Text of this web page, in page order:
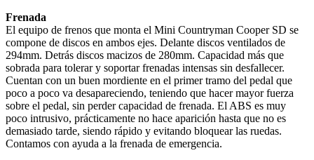
Frenada
El equipo de frenos que monta el Mini Countryman Cooper SD se
compone de discos en ambos ejes. Delante discos ventilados de
294mm. Detrás discos macizos de 280mm. Capacidad más que
sobrada para tolerar y soportar frenadas intensas sin desfallecer.
Cuentan con un buen mordiente en el primer tramo del pedal que
poco a poco va desapareciendo, teniendo que hacer mayor fuerza
sobre el pedal, sin perder capacidad de frenada. El ABS es muy
poco intrusivo, prácticamente no hace aparición hasta que no es
demasiado tarde, siendo rápido y evitando bloquear las ruedas.
Contamos con ayuda a la frenada de emergencia.